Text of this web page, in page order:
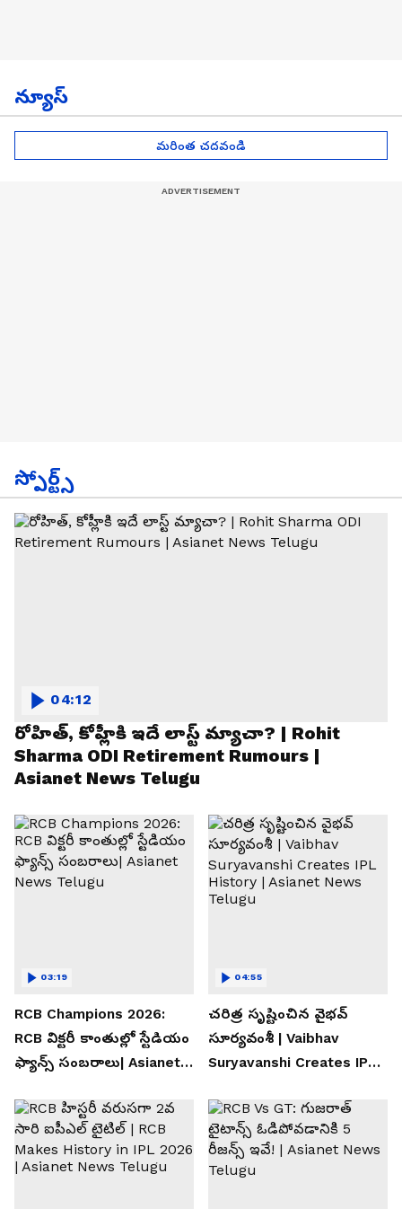
న్యూస్
మరింత చదవండి
స్పోర్ట్స్
రోహిత్, కోహ్లీకి ఇదే లాస్ట్ మ్యాచా? | Rohit
Sharma ODI Retirement Rumours |
Asianet News Telugu
04:12
RCB Champions 2026:
RCB విక్టరీ కాంతుల్లో స్టేడియం
ఫ్యాన్స్ సంబరాలు| Asianet
03:19
చరిత్ర సృష్టించిన వైభవ్
సూర్యవంశీ | Vaibhav
Suryavanshi Creates IPL
Telugu
04:55